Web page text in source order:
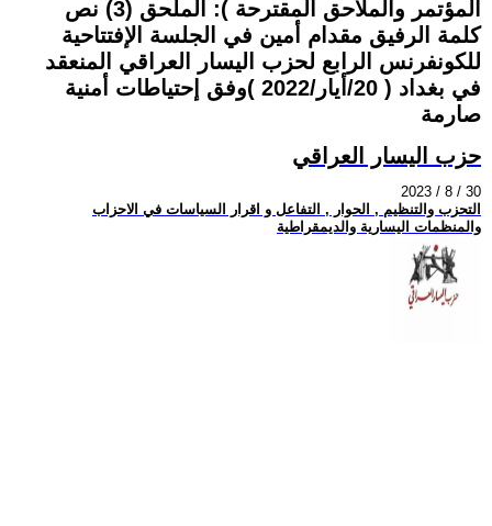
المؤتمر والملاحق المقترحة ): الملحق (3) نص
كلمة الرفيق مقدام أمين في الجلسة الإفتتاحية
للكونفرنس الرابع لحزب اليسار العراقي المنعقد
في بغداد ( 20/أيار/2022 )وفق إحتياطات أمنية
صارمة
حزب اليسار العراقي
2023 / 8 / 30
التحزب والتنظيم , الحوار , التفاعل و اقرار السياسات في الاحزاب
والمنظمات اليسارية والديمقراطية